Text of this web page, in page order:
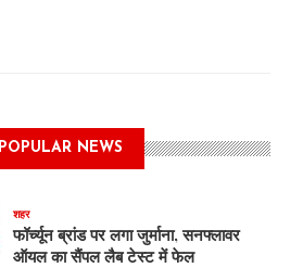
POPULAR NEWS
शहर
फॉर्च्यून ब्रांड पर लगा जुर्माना, सनफ्लावर
ऑयल का सैंपल लैब टेस्ट में फेल